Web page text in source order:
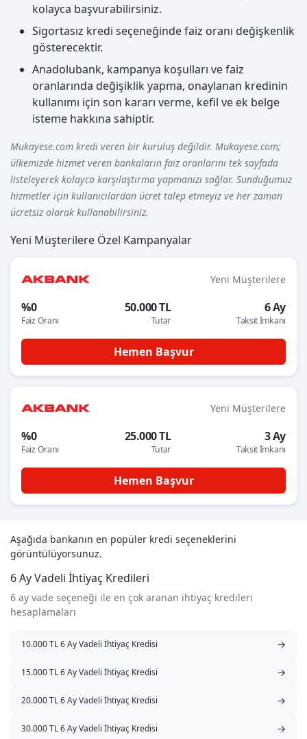
kolayca başvurabilirsiniz.
Sigortasız kredi seçeneğinde faiz oranı değişkenlik
gösterecektir.
Anadolubank, kampanya koşulları ve faiz
oranlarında değişiklik yapma, onaylanan kredinin
kullanımı için son kararı verme, kefil ve ek belge
isteme hakkına sahiptir.
Mukayese.com kredi veren bir kuruluş değildir. Mukayese.com;
ülkemizde hizmet veren bankaların faiz oranlarını tek sayfada
listeleyerek kolayca karşılaştırma yapmanızı sağlar. Sunduğumuz
hizmetler için kullanıcılardan ücret talep etmeyiz ve her zaman
ücretsiz olarak kullanabilirsiniz.
Yeni Müşterilere Özel Kampanyalar
Yeni Müşterilere
%0
Faiz Oranı
50.000 TL
Tutar
6 Ay
Taksit İmkanı
Hemen Başvur
Yeni Müşterilere
%0
Faiz Oranı
25.000 TL
Tutar
3 Ay
Taksit İmkanı
Hemen Başvur
Aşağıda bankanın en popüler kredi seçeneklerini
görüntülüyorsunuz.
6 Ay Vadeli İhtiyaç Kredileri
6 ay vade seçeneği ile en çok aranan ihtiyaç kredileri
hesaplamaları
10.000 TL 6 Ay Vadeli İhtiyaç Kredisi →
15.000 TL 6 Ay Vadeli İhtiyaç Kredisi →
20.000 TL 6 Ay Vadeli İhtiyaç Kredisi →
30.000 TL 6 Ay Vadeli İhtiyaç Kredisi →